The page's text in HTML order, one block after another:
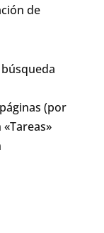
de
(por